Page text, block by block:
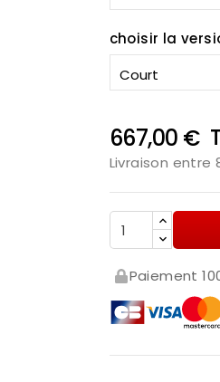
choisir la
667,00 €
Livraison entre
Paiement